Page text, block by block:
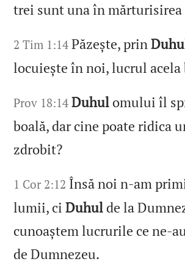
trei sunt una în mărturisirea
2 Tim 1:14 Păzește, prin
locuiește în noi, lucrul acela
Prov 18:14 Duhul omului îl
boală, dar cine poate ridica
zdrobit?
1 Cor 2:12 Însă noi n‑am
lumii, ciDuhul de la
cunoaștem lucrurile ce
de Dumnezeu.